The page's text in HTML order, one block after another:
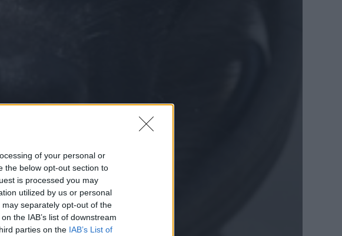
of your personal or
the below opt-out section to
is processed you may
utilized by us or personal
separately opt-out of the
the IAB’s list of downstream
parties on the IAB’s List of